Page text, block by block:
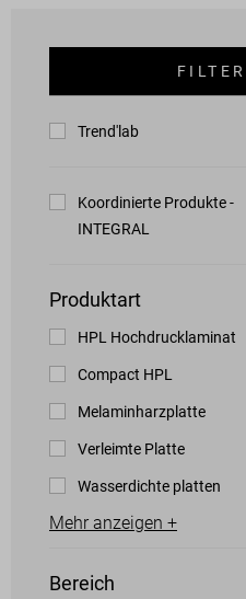
FILTER
Trend'lab
Koordinierte Produkte -
INTEGRAL
Produktart
HPL Hochdrucklaminat
Compact HPL
Melaminharzplatte
Verleimte Platte
Wasserdichte platten
Mehr anzeigen +
Bereich